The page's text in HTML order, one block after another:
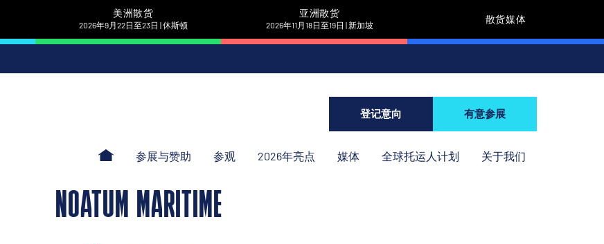
美洲散货
2026年9月22日至23日 | 休斯顿
亚洲散货
2026年11月18日至19日 | 新加坡
散货媒体
登记意向 有意参展
参展与赞助 参观 2026年亮点 媒体 全球托运人计划 关于我们
NOATUM MARITIME